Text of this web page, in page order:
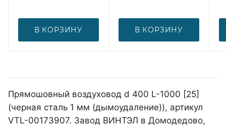
В КОРЗИНУ В КОРЗИНУ
Прямошовный воздуховод d 400 L-1000 [25]
(черная сталь 1 мм (дымоудаление)), артикул
VTL-00173907. Завод ВИНТЭЛ в Домодедово,